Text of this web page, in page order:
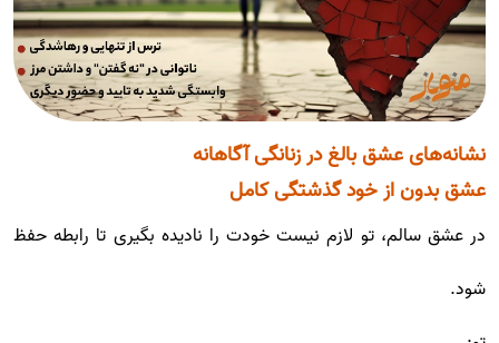
نشانه‌های عشق بالغ در زنانگی آگاهانه
عشق بدون از خود گذشتگی کامل
در عشق سالم، تو لازم نیست خودت را نادیده بگیری تا رابطه حفظ
شود.